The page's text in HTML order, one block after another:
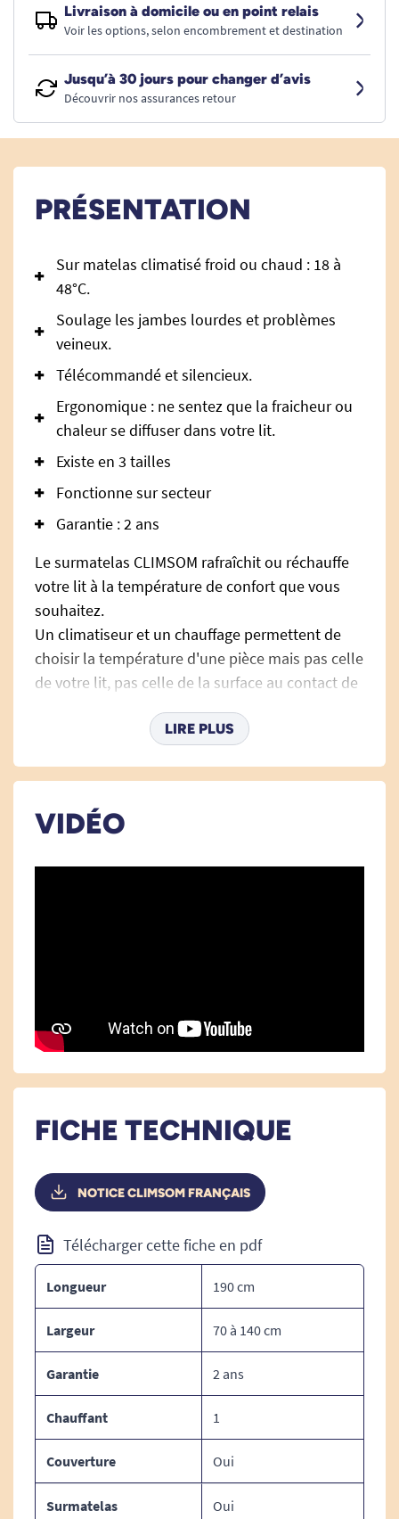
Livraison à domicile ou en point relais
Voir les options, selon encombrement et destination
Jusqu’à 30 jours pour changer d’avis
Découvrir nos assurances retour
PRÉSENTATION
Sur matelas climatisé froid ou chaud : 18 à
48°C.
Soulage les jambes lourdes et problèmes
veineux.
Télécommandé et silencieux.
Ergonomique : ne sentez que la fraicheur ou
chaleur se diffuser dans votre lit.
Existe en 3 tailles
Fonctionne sur secteur
Garantie : 2 ans
Le surmatelas CLIMSOM rafraîchit ou réchauffe
votre lit à la température de confort que vous
souhaitez.
Un climatiseur et un chauffage permettent de
choisir la température d'une pièce mais pas celle
de votre lit, pas celle de la surface au contact de
Les avantages du surmatelas
climatisé CLIMSOM :
Été comme hiver, choisissez la température
de votre lit. Dormez plus confortablement !
prouvé ces qualités dans le monde
médical.
s'endormir à votre aise.
Les bienfaits du frais pour :
Les bienfaits de la chaleur
les jambes
lourdes
jambes sans
repos
lombalgies
courbatures
ménopause
thyroïde,
contractures
musculaires
des efforts
intenses
nocturnes
LIRE PLUS
VIDÉO
FICHE TECHNIQUE
NOTICE CLIMSOM FRANÇAIS
Télécharger cette fiche en pdf
Longueur 190 cm
Largeur 70 à 140 cm
Garantie 2 ans
Chauffant 1
Couverture Oui
Surmatelas Oui